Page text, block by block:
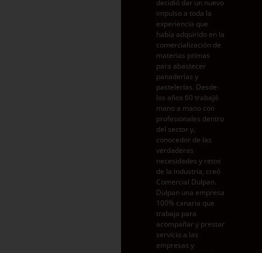
decidió dar un nuevo
impulso a toda la
experiencia que
había adquirido en la
comercialización de
materias primas
para abastecer
panaderías y
pastelerías. Desde
los años 60 trabajó
mano a mano con
profesionales dentro
del sector y,
conocedor de las
verdaderas
necesidades y retos
de la industria, creó
Comercial Dulpan.
Dulpan una empresa
100% canaria que
trabaja para
acompañar y prestar
servicio a las
empresas y